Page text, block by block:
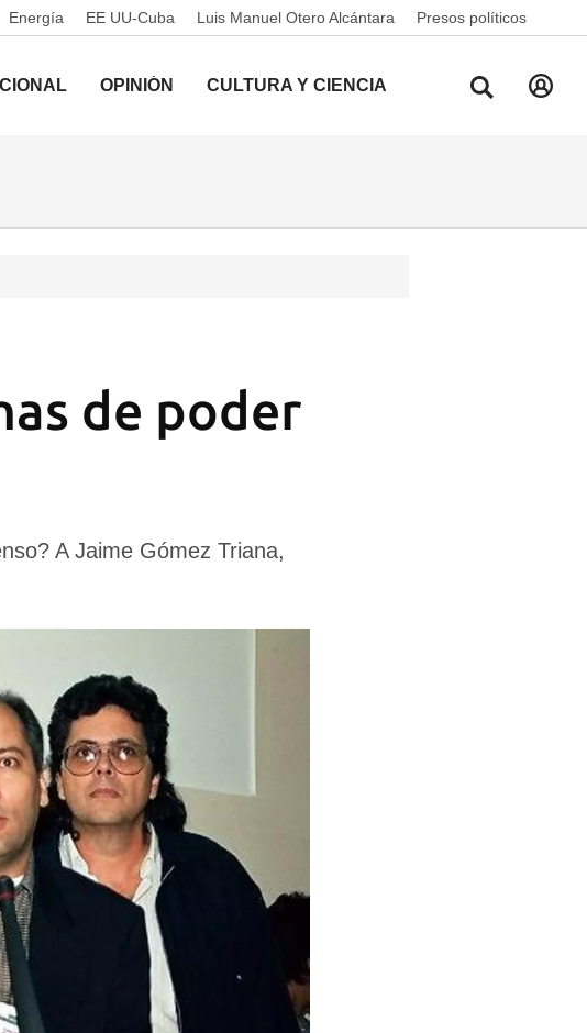
Energía EE UU-Cuba Luis Manuel Otero Alcántara Presos políticos
OPINIÓN CULTURA Y CIENCIA
de poder
A Jaime Gómez Triana,